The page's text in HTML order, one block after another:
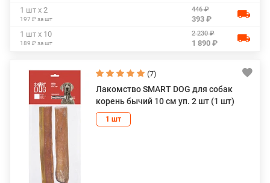
1 шт х 2
197 ₽ за шт
446 ₽
393 ₽
1 шт х 10
189 ₽ за шт
2 230 ₽
1 890 ₽
(7)
Лакомство SMART DOG для собак
корень бычий 10 см уп. 2 шт (1 шт)
1 шт